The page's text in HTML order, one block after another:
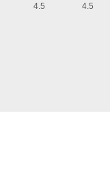
4.5 4.5